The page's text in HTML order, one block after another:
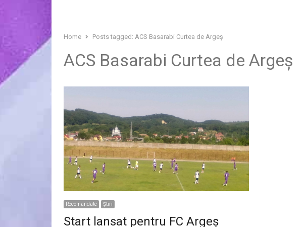
Home Posts tagged: ACS Basarabi Curtea de Argeș
ACS Basarabi Curtea de Argeș
Recomandate Ştiri
Start lansat pentru FC Argeș